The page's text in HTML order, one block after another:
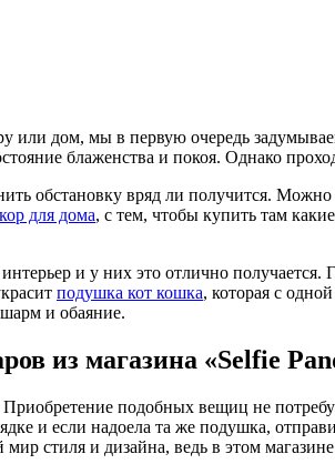
или дом, мы в первую очередь
блаженства и покоя. Однако
обстановку вряд ли получится.
для дома, с тем, чтобы купить там
и у них это отлично получается.
подушка кот кошка, которая с
и обаяние.
из магазина «Selfie
подобных вещиц не
и если надоела та же подушка,
стиля и дизайна, ведь в этом